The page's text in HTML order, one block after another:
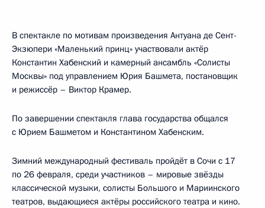
В спектакле по мотивам произведения Антуана де Сент-
Экзюпери «Маленький принц» участвовали актёр
Константин Хабенский и камерный ансамбль «Солисты
Москвы» под управлением Юрия Башмета, постановщик
и режиссёр – Виктор Крамер.
По завершении спектакля глава государства общался
с Юрием Башметом и Константином Хабенским.
Зимний международный фестиваль пройдёт в Сочи с 17
по 26 февраля, среди участников – мировые звёзды
классической музыки, солисты Большого и Мариинского
театров, выдающиеся актёры российского театра и кино.